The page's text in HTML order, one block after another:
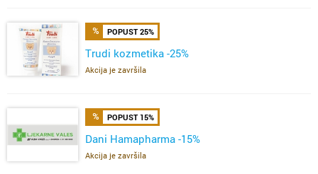
POPUST 25%
Trudi kozmetika -25%
Akcija je završila
POPUST 15%
Dani Hamapharma -15%
Akcija je završila